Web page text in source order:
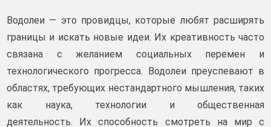
Водолеи — это провидцы, которые любят расширять
границы и искать новые идеи. Их креативность часто
связана с желанием социальных перемен и
технологического прогресса. Водолеи преуспевают в
областях, требующих нестандартного мышления, таких
как наука, технологии и общественная
деятельность. Их способность смотреть на мир с